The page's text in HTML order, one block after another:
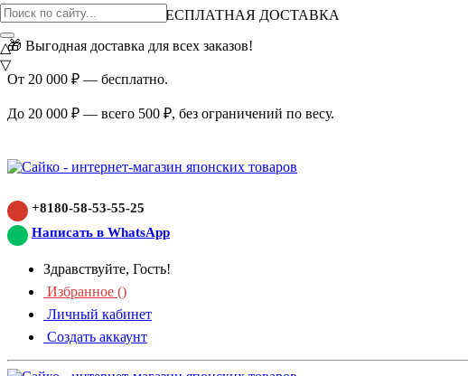
ВНИМАНИЕ АКЦИЯ!
БЕСПЛАТНАЯ ДОСТАВКА
🎁 Выгодная доставка для всех заказов!
От 20 000 ₽ — бесплатно.
До 20 000 ₽ — всего 500 ₽, без ограничений по весу.
+8180-58-53-55-25
Написать в WhatsApp
Здравствуйте, Гость!
Избранное ()
Личный кабинет
Создать аккаунт
△
▽